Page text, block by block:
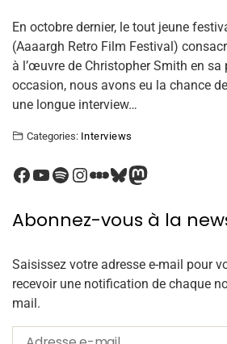
En octobre dernier, le tout jeune
(Aaaargh Retro Film Festival)
à l’œuvre de Christopher Smith en sa
occasion, nous avons eu la chance
une longue interview…
Categories: Interviews
Abonnez-vous à la
Saisissez votre adresse e-mail pour
recevoir une notification de chaque
mail.